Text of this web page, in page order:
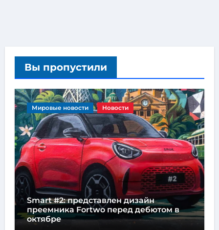
Вы пропустили
Мировые новости Новости
Smart #2: представлен дизайн
преемника Fortwo перед дебютом в
октябре